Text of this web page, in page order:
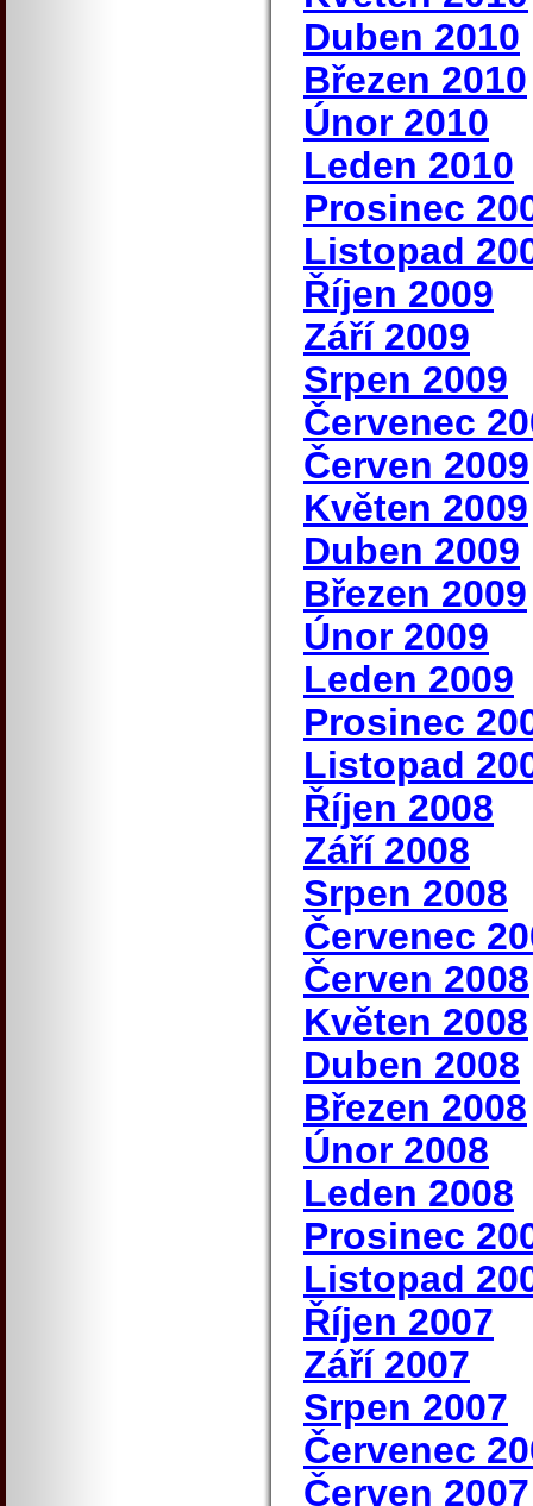
Duben 2010
Březen 2010
Únor 2010
Leden 2010
Prosinec
Listopad
Říjen 2009
Září 2009
Srpen 2009
Červenec
Červen 2009
Květen 2009
Duben 2009
Březen 2009
Únor 2009
Leden 2009
Prosinec
Listopad
Říjen 2008
Září 2008
Srpen 2008
Červenec
Červen 2008
Květen 2008
Duben 2008
Březen 2008
Únor 2008
Leden 2008
Prosinec
Listopad
Říjen 2007
Září 2007
Srpen 2007
Červenec
Červen 2007